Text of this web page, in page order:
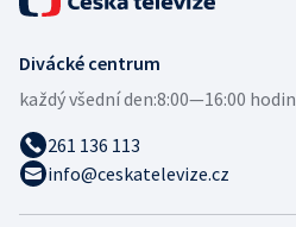
Divácké centrum
každý všední den:8:00—16:00 hodin
261 136 113
info@ceskatelevize.cz